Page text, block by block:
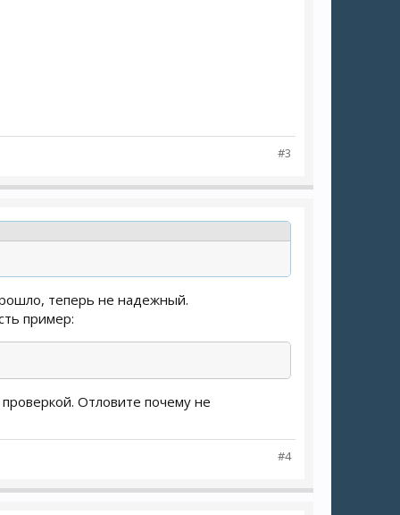
#3
теперь не надежный.
пример:
Отловите почему не
#4